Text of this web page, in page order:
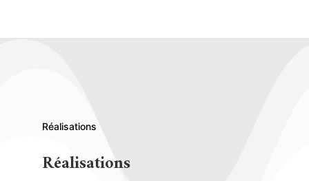
Réalisations
Réalisations